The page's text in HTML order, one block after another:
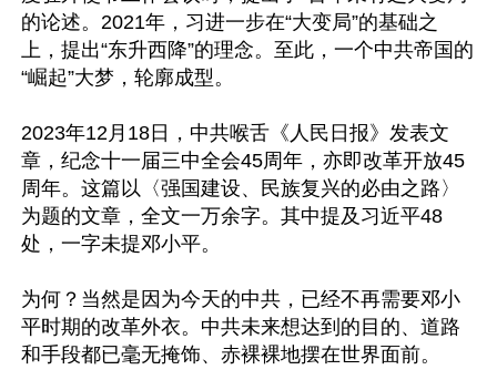
的论述。2021年，习进一步在“大变局”的基础之
上，提出“东升西降”的理念。至此，一个中共帝国的
“崛起”大梦，轮廓成型。
2023年12月18日，中共喉舌《人民日报》发表文
章，纪念十一届三中全会45周年，亦即改革开放45
周年。这篇以〈强国建设、民族复兴的必由之路〉
为题的文章，全文一万余字。其中提及习近平48
处，一字未提邓小平。
为何？当然是因为今天的中共，已经不再需要邓小
平时期的改革外衣。中共未来想达到的目的、道路
和手段都已毫无掩饰、赤裸裸地摆在世界面前。